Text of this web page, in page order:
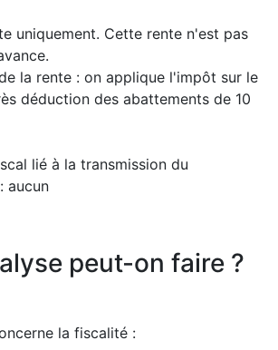
uniquement. Cette rente n'est pas
la rente : on applique l'impôt sur le
déduction des abattements de 10
lié à la transmission du
aucun
peut-on faire ?
la fiscalité :